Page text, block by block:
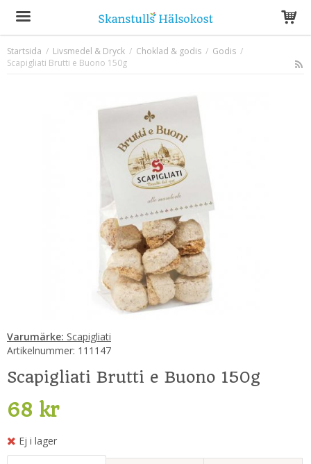
Produkten har blivit tillagd i varukorgen
Startsida / Livsmedel & Dryck / Choklad & godis / Godis /
Scapigliati Brutti e Buono 150g
Varumärke: Scapigliati
Artikelnummer: 111147
Scapigliati Brutti e Buono 150g
68 kr
Ej i lager